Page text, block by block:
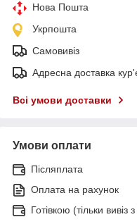
Нова Пошта
Укрпошта
Самовивіз
Адресна доставка
Всі умови доставки
Умови оплати
Післяплата
Оплата на рахунок
Готівкою (тільки вивіз